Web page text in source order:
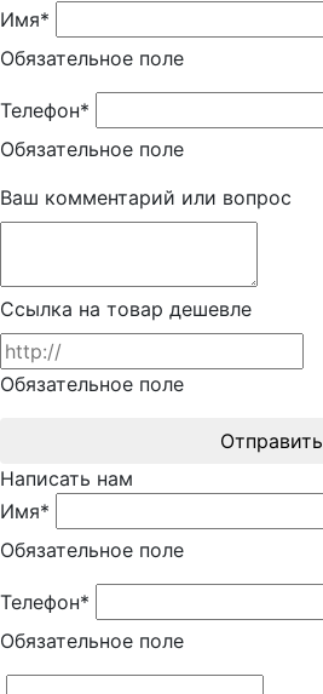
Имя*
Обязательное поле
Телефон*
Обязательное поле
Ваш комментарий или вопрос
Ссылка на товар дешевле
Обязательное поле
Отправить
Написать нам
Имя*
Обязательное поле
Телефон*
Обязательное поле